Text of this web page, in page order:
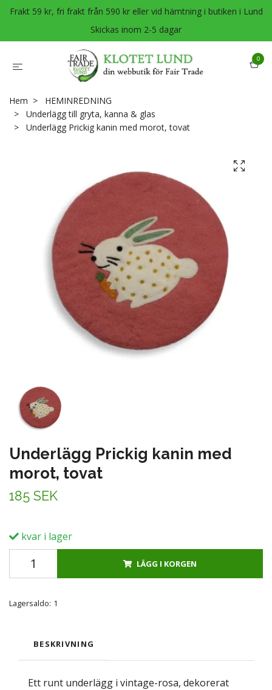
Frakt 59 kr, fri frakt från 590 kr eller vid hämtning i butiken i Lund
Skickas inom 2-5 dagar
0
Hem
HEMINREDNING
Underlägg till gryta, kanna & glas
Underlägg Prickig kanin med morot, tovat
Underlägg Prickig kanin med
morot, tovat
185 SEK
kvar i lager
LÄGG I KORGEN
Lagersaldo: 1
BESKRIVNING
Ett runt underlägg i vintage-rosa, dekorerat